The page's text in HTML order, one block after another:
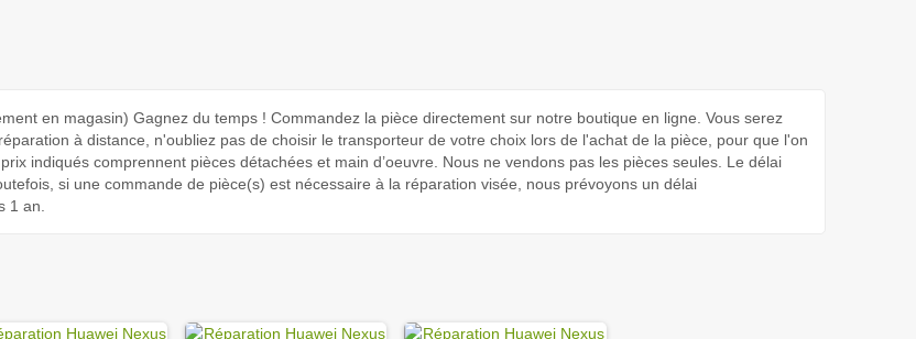
en magasin) Gagnez du temps ! Commandez la pièce directement sur notre boutique en ligne. Vous serez
à distance, n'oubliez pas de choisir le transporteur de votre choix lors de l'achat de la pièce, pour que l'on
indiqués comprennent pièces détachées et main d’oeuvre. Nous ne vendons pas les pièces seules. Le délai
si une commande de pièce(s) est nécessaire à la réparation visée, nous prévoyons un délai
1 an.